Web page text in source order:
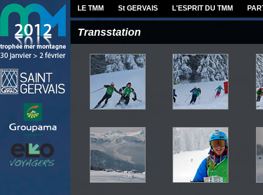
Transstation
LE TMM St GERVAIS L'ESPRIT DU TMM